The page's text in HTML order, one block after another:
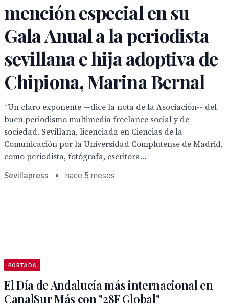
mención especial en su
Gala Anual a la periodista
sevillana e hija adoptiva de
Chipiona, Marina Bernal
“Un claro exponente —dice la nota de la Asociación-- del
buen periodismo multimedia freelance social y de
sociedad. Sevillana, licenciada en Ciencias de la
Comunicación por la Universidad Complutense de Madrid,
como periodista, fotógrafa, escritora...
Sevillapress • hace 5 meses
PORTADA
El Día de Andalucía más internacional en
CanalSur Más con "28F Global"